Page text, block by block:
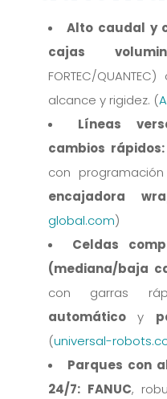
Alto caudal y
cajas
FORTEC/
alcance y rigidez. (
Líneas
cambios rápidos:
con
encajadora
global.com)
Celdas
(mediana/baja
con garras
automáticoy
(universal-
Parques con
24/7: FANUC,